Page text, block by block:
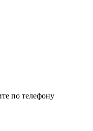
по телефону